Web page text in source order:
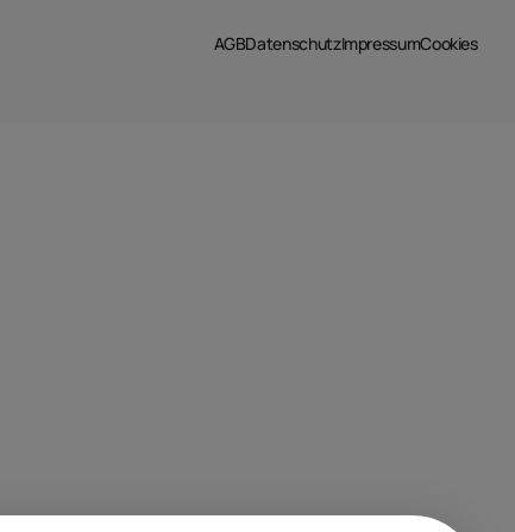
AGBDatenschutzImpressumCookies